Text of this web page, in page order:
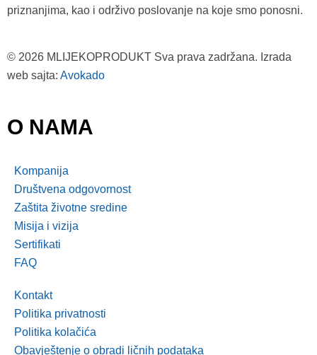
priznanjima, kao i održivo poslovanje na koje smo ponosni.
© 2026 MLIJEKOPRODUKT Sva prava zadržana. Izrada
web sajta: Avokado
O NAMA
Kompanija
Društvena odgovornost
Zaštita životne sredine
Misija i vizija
Sertifikati
FAQ
Kontakt
Politika privatnosti
Politika kolačića
Obavještenje o obradi ličnih podataka